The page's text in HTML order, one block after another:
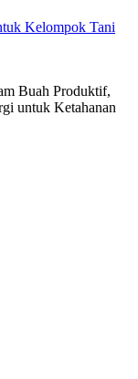
Kelompok Tani
Buah Produktif,
untuk Ketahanan